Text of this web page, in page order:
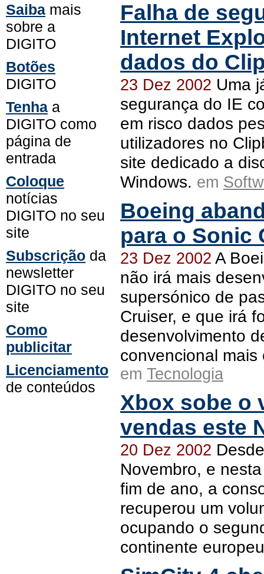
Saiba mais
sobre a
DIGITO
Botões
DIGITO
Tenha a
DIGITO como
página de
entrada
Coloque
notícias
DIGITO no seu
site
Subscrição da
newsletter
DIGITO no seu
site
Como
publicitar
Licenciamento
de conteúdos
Falha de
Internet
dados do
23 Dez 2002 Uma
segurança do IE
em risco dados
utilizadores no
site dedicado a
Windows. em
Boeing
para o Sonic
23 Dez 2002 A
não irá mais
supersónico de
Cruiser, e que irá
desenvolvimento
convencional mais
em Tecnologia
Xbox sobe o
vendas este
20 Dez 2002
Novembro, e
fim de ano, a
recuperou um
ocupando o
continente